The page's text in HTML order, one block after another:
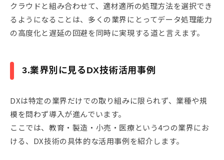
クラウドと組み合わせて、適材適所の処理方法を選択でき
るようになることは、多くの業界にとってデータ処理能力
の高度化と遅延の回避を同時に実現する道と言えます。
3.業界別に見るDX技術活用事例
DXは特定の業界だけでの取り組みに限られず、業種や規
模を問わず導入が進んでいます。
ここでは、教育・製造・小売・医療という4つの業界にお
ける、DX技術の具体的な活用事例を紹介します。